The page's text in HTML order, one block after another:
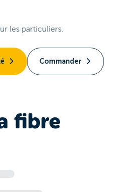
les particuliers.
Commander
fibre